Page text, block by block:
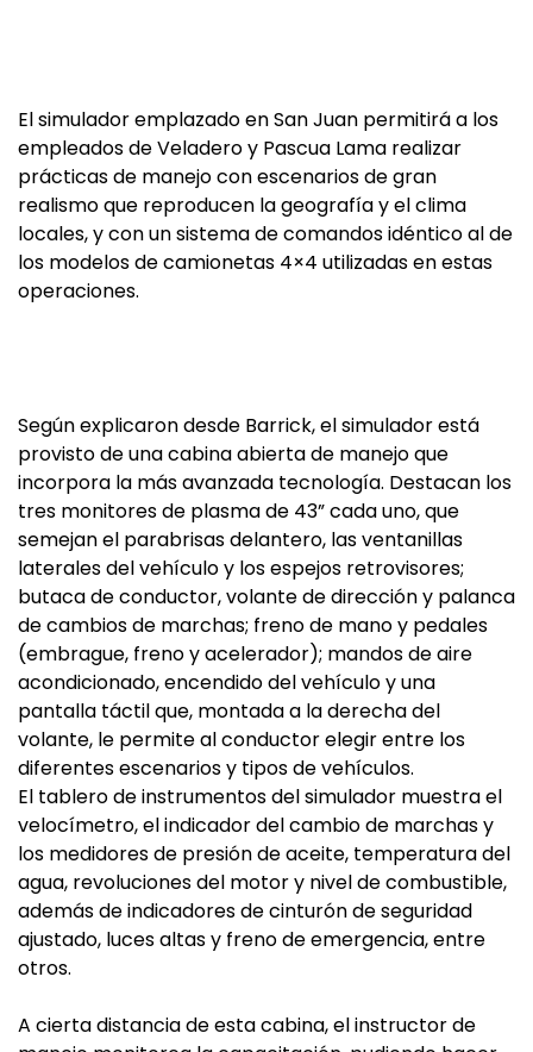
El simulador emplazado en San Juan permitirá a los
empleados de Veladero y Pascua Lama realizar
prácticas de manejo con escenarios de gran
realismo que reproducen la geografía y el clima
locales, y con un sistema de comandos idéntico al de
los modelos de camionetas 4×4 utilizadas en estas
operaciones.
Según explicaron desde Barrick, el simulador está
provisto de una cabina abierta de manejo que
incorpora la más avanzada tecnología. Destacan los
tres monitores de plasma de 43” cada uno, que
semejan el parabrisas delantero, las ventanillas
laterales del vehículo y los espejos retrovisores;
butaca de conductor, volante de dirección y palanca
de cambios de marchas; freno de mano y pedales
(embrague, freno y acelerador); mandos de aire
acondicionado, encendido del vehículo y una
pantalla táctil que, montada a la derecha del
volante, le permite al conductor elegir entre los
diferentes escenarios y tipos de vehículos.
El tablero de instrumentos del simulador muestra el
velocímetro, el indicador del cambio de marchas y
los medidores de presión de aceite, temperatura del
agua, revoluciones del motor y nivel de combustible,
además de indicadores de cinturón de seguridad
ajustado, luces altas y freno de emergencia, entre
otros.
A cierta distancia de esta cabina, el instructor de